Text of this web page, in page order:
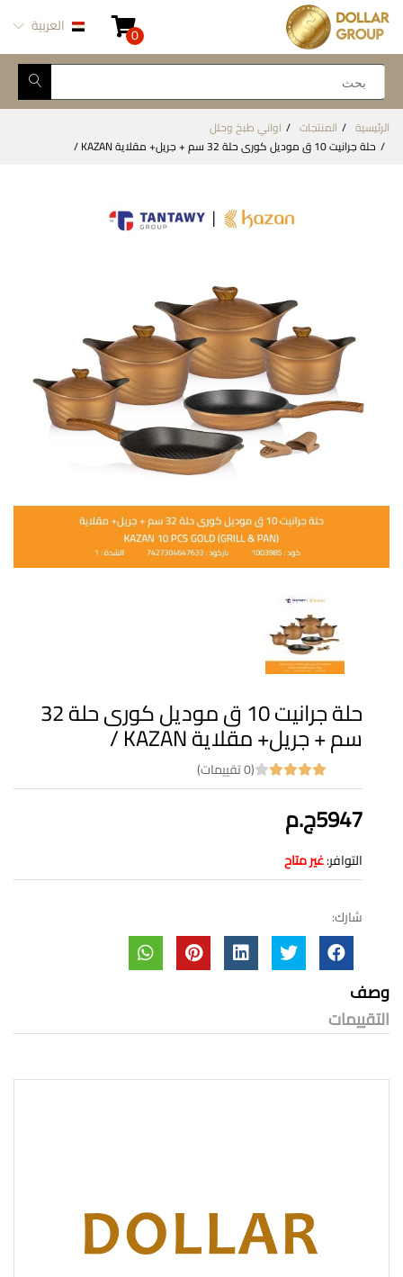
0 العربية
الرئيسية المنتجات
اواني طبخ وحلل
حلة جرانيت 10 ق موديل كورى حلة 32 سم + جريل+ مقلاية KAZAN /
حلة جرانيت 10 ق موديل كورى حلة 32
سم + جريل+ مقلاية KAZAN /
(0 تقييمات)
5947ج.م
التوافر:غير متاح
شارك:
وصف
التقييمات